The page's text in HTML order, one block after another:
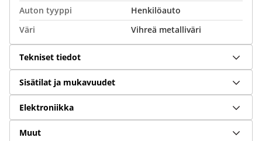
Auton tyyppi
Henkilöauto
Väri
Vihreä metalliväri
Tekniset tiedot
Sisätilat ja mukavuudet
Elektroniikka
Muut